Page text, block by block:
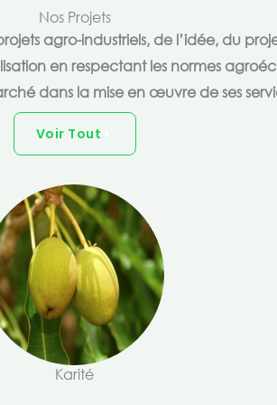
Nos Projets
agro-industriels, de l’idée, du
en respectant les normes
dans la mise en œuvre de ses
Voir Tout
Karité